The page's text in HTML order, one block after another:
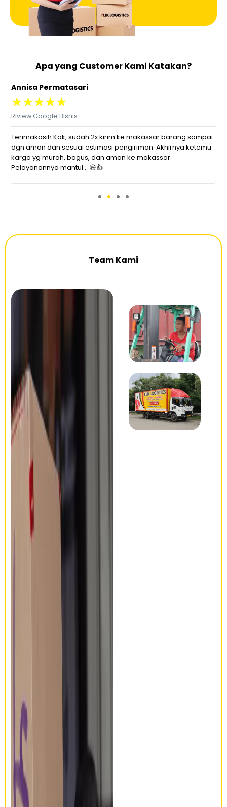
Apa yang Customer Kami Katakan?
Annisa Permatasari
★★★★★
Riview Google BIsnis
Terimakasih Kak, sudah 2x kirim ke makassar barang sampai
dgn aman dan sesuai estimasi pengiriman. Akhirnya ketemu
kargo yg murah, bagus, dan aman ke makassar.
Pelayanannya mantul... 😄👍
Team Kami